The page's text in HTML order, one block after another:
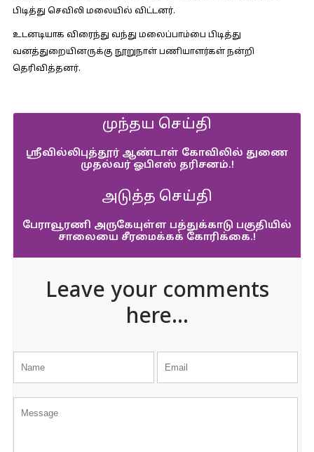
பிடித்து செவிலி மலையில் விட்டனர்.
உடனடியாக விரைந்து வந்து மலைப்பாம்பை பிடித்து
வனத்துறையினருக்கு நூறுநாள் பணியாளர்கள் நன்றி
தெரிவித்தனர்.
முந்தய செய்தி
ஸ்ரீவில்லிபுத்தூர் ஆண்டாள் கோவிலில் துணை
முதல்வர் ஓபிஎஸ் தரிசனம்.!
அடுத்த செய்தி
பேராவூரணி அருகேயுள்ள பத்துக்காடு பகுதியில்
சாலையை சீரமைக்கக் கோரிக்கை.!
Leave your comments
here...